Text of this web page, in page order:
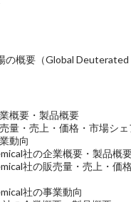
の概要（Global Deuterated
概要・製品概要
量・売上・価格・市場シェ
動向
社の企業概要・製品概
社の販売量・売上・価
社の事業動向